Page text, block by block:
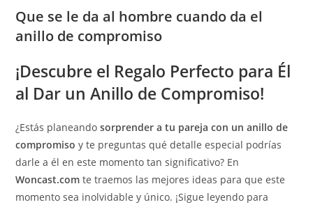
Que se le da al hombre cuando da el
anillo de compromiso
¡Descubre el Regalo Perfecto para Él
al Dar un Anillo de Compromiso!
¿Estás planeandosorprender a tu pareja con un anillo de
compromiso y te preguntas qué detalle especial podrías
darle a él en este momento tan significativo? En
Woncast.com te traemos las mejores ideas para que este
momento sea inolvidable y único. ¡Sigue leyendo para